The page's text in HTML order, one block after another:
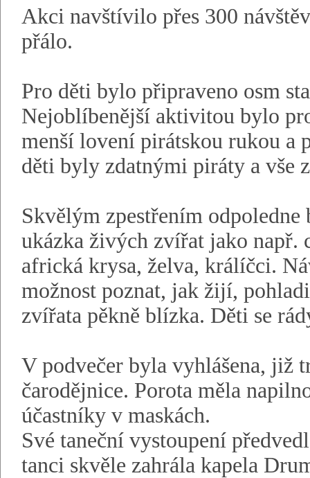
Akci navštívilo přes 300
přálo.
Pro děti bylo připraveno osm
Nejoblíbenější aktivitou bylo
menší lovení pirátskou rukou a
děti byly zdatnými piráty a vše
Skvělým zpestřením
ukázka živých zvířat jako např.
africká krysa, želva, králíčci.
možnost poznat, jak žijí,
zvířata pěkně blízka. Děti se
V podvečer byla vyhlášena, již
čarodějnice. Porota měla
účastníky v maskách.
Své taneční vystoupení
tanci skvěle zahrála kapela